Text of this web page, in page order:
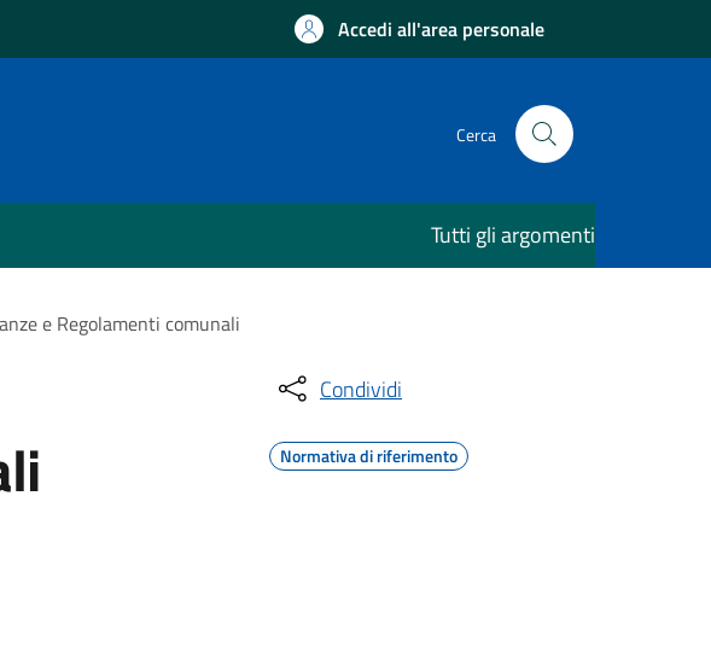
Accedi all'area personale
Cerca
Tutti gli argomenti
e Regolamenti comunali
Condividi
Normativa di riferimento